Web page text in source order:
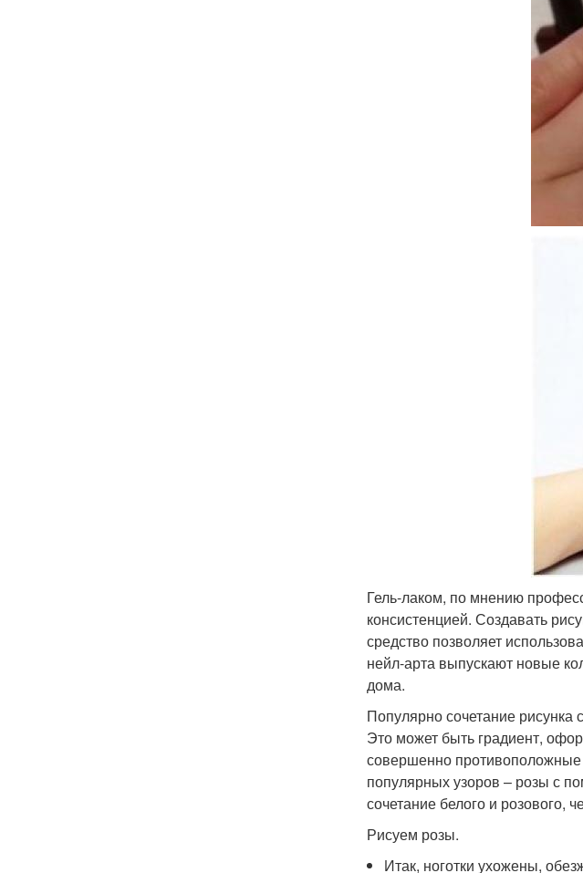
Гель-лаком, по мнению
консистенцией. Создавать
средство позволяет
нейл-арта выпускают новые
дома.
Популярно сочетание
Это может быть градиент,
совершенно противоположные
популярных узоров – розы с
сочетание белого и розового,
Рисуем розы.
Итак, ноготки ухожены,